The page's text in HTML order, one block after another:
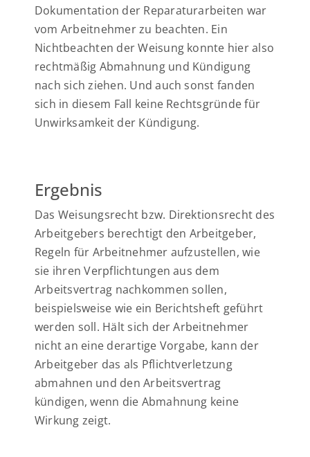
Dokumentation der Reparaturarbeiten war
vom Arbeitnehmer zu beachten. Ein
Nichtbeachten der Weisung konnte hier also
rechtmäßig Abmahnung und Kündigung
nach sich ziehen. Und auch sonst fanden
sich in diesem Fall keine Rechtsgründe für
Unwirksamkeit der Kündigung.
Ergebnis
Das Weisungsrecht bzw. Direktionsrecht des
Arbeitgebers berechtigt den Arbeitgeber,
Regeln für Arbeitnehmer aufzustellen, wie
sie ihren Verpflichtungen aus dem
Arbeitsvertrag nachkommen sollen,
beispielsweise wie ein Berichtsheft geführt
werden soll. Hält sich der Arbeitnehmer
nicht an eine derartige Vorgabe, kann der
Arbeitgeber das als Pflichtverletzung
abmahnen und den Arbeitsvertrag
kündigen, wenn die Abmahnung keine
Wirkung zeigt.